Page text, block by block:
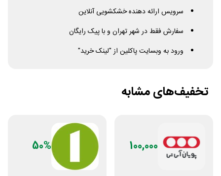
سرویس ارائه دهنده خشکشویی آنلاین
سفارش فقط در شهر تهران و با پیک رایگان
ورود به وبسایت پاکلین از "لینک خرید"
تخفیف‌های مشابه
100,000
50%